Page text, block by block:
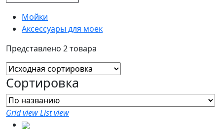
Мойки
Аксессуары для моек
Представлено 2 товара
Сортировка
Grid viewList view